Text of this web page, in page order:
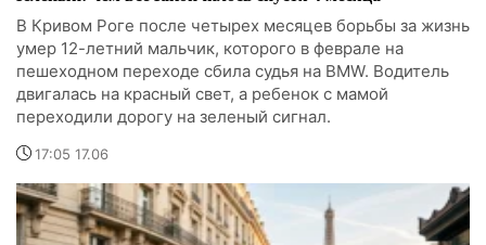
В Кривом Роге после четырех месяцев борьбы за жизнь
умер 12-летний мальчик, которого в феврале на
пешеходном переходе сбила судья на BMW. Водитель
двигалась на красный свет, а ребенок с мамой
переходили дорогу на зеленый сигнал.
17:05 17.06